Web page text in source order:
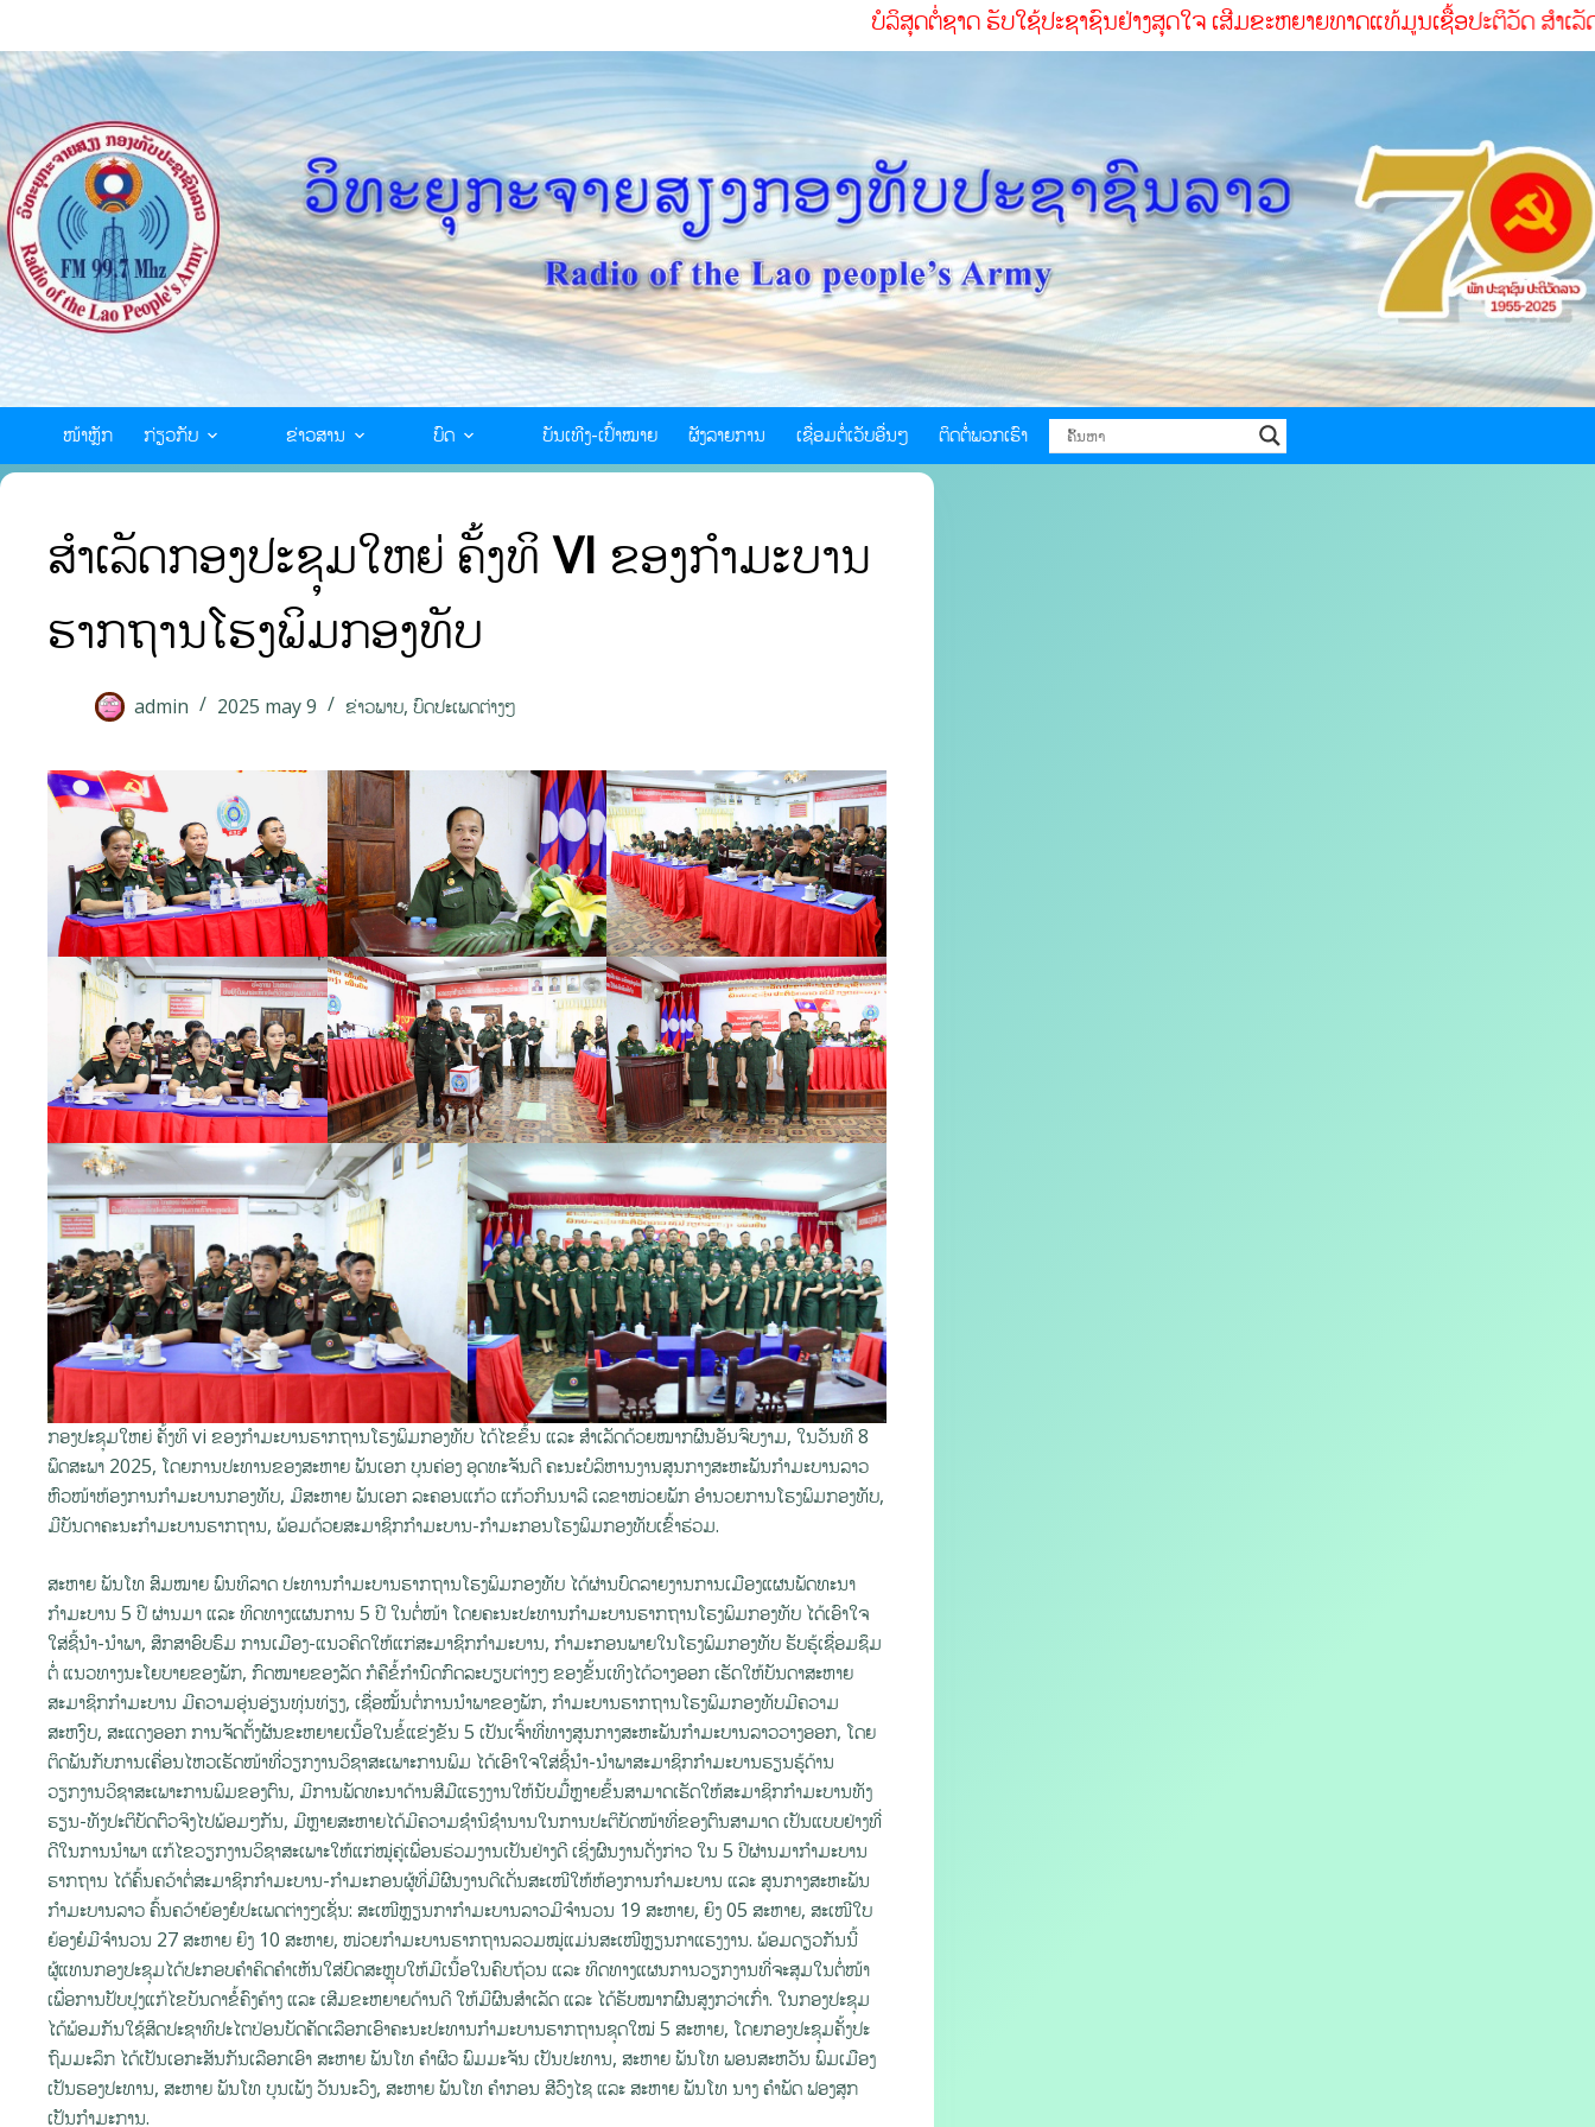
ບໍລິສຸດຕໍ່ຊາດ ຮັບໃຊ້ປະຊາຊົນຢ່າງສຸດໃຈ ເສີມຂະຫຍາຍທາດແທ້ມູນເຊື້ອປະຕິວັດ ສໍາເລັດທຸກໜ້າທ່ີ
ໜ້າຫຼັກ ກ່ຽວກັບ ຂ່າວສານ ບົດ ບັນເທີງ-ເປົ້າໝາຍ ຜັງລາຍການ ເຊື່ອມຕໍ່ເວັບອື່ນໆ ຕິດຕໍ່ພວກເຮົາ
ສຳເລັດກອງປະຊຸມໃຫຍ່ ຄັ້ງທິ VI ຂອງກຳມະບານ
ຮາກຖານໂຮງພິມກອງທັບ
admin 2025 may 9 ຂ່າວພາບ, ບົດປະເພດຕ່າງໆ
ກອງປະຊຸມໃຫຍ່ ຄັ້ງທິ vi ຂອງກຳມະບານຮາກຖານໂຮງພິມກອງທັບ ໄດ້ໄຂຂຶ້ນ ແລະ ສຳເລັດດ້ວຍໝາກຜົນອັນຈົບງາມ, ໃນວັນທີ 8
ພຶດສະພາ 2025, ໂດຍການປະທານຂອງສະຫາຍ ພັນເອກ ບຸນຄ່ອງ ອຸດທະຈັນດີ ຄະນະບໍລິຫານງານສູນກາງສະຫະພັນກຳມະບານລາວ
ຫົວໜ້າຫ້ອງການກຳມະບານກອງທັບ, ມີສະຫາຍ ພັນເອກ ລະຄອນແກ້ວ ແກ້ວກິນນາລີ ເລຂາໜ່ວຍພັກ ອໍານວຍການໂຮງພິມກອງທັບ,
ມີບັນດາຄະນະກຳມະບານຮາກຖານ, ພ້ອມດ້ວຍສະມາຊິກກຳມະບານ-ກຳມະກອນໂຮງພິມກອງທັບເຂົ້າຮ່ວມ.
ສະຫາຍ ພັນໂທ ສົມໝາຍ ພົນທິລາດ ປະທານກໍາມະບານຮາກຖານໂຮງພິມກອງທັບ ໄດ້ຜ່ານບົດລາຍງານການເມືອງແຜນພັດທະນາ
ກໍາມະບານ 5 ປີ ຜ່ານມາ ແລະ ທິດທາງແຜນການ 5 ປີ ໃນຕໍ່ໜ້າ ໂດຍຄະນະປະທານກໍາມະບານຮາກຖານໂຮງພິມກອງທັບ ໄດ້ເອົາໃຈ
ໃສ່ຊີ້ນໍາ-ນໍາພາ, ສຶກສາອົບຮົມ ການເມືອງ-ແນວຄິດໃຫ້ແກ່ສະມາຊິກກຳມະບານ, ກຳມະກອນພາຍໃນໂຮງພິມກອງທັບ ຮັບຮູ້ເຊື່ອມຊຶມ
ຕໍ່ ແນວທາງນະໂຍບາຍຂອງພັກ, ກົດໝາຍຂອງລັດ ກໍຄືຂໍ້ກຳນົດກົດລະບຽບຕ່າງໆ ຂອງຂັ້ນເທິງໄດ້ວາງອອກ ເຮັດໃຫ້ບັນດາສະຫາຍ
ສະມາຊິກກຳມະບານ ມີຄວາມອຸ່ນອ່ຽນທຸ່ນທ່ຽງ, ເຊື່ອໝັ້ນຕໍ່ການນໍາພາຂອງພັກ, ກຳມະບານຮາກຖານໂຮງພິມກອງທັບມີຄວາມ
ສະຫງົບ, ສະແດງອອກ ການຈັດຕັ້ງຜັນຂະຫຍາຍເນື້ອໃນຂໍ້ແຂ່ງຂັນ 5 ເປັນເຈົ້າທີ່ທາງສູນກາງສະຫະພັນກຳມະບານລາວວາງອອກ, ໂດຍ
ຕິດພັນກັບການເຄື່ອນໄຫວເຮັດໜ້າທີ່ວຽກງານວິຊາສະເພາະການພິມ ໄດ້ເອົາໃຈໃສ່ຊີ້ນໍາ-ນໍາພາສະມາຊິກກຳມະບານຮຽນຮູ້ດ້ານ
ວຽກງານວິຊາສະເພາະການພິມຂອງຕົນ, ມີການພັດທະນາດ້ານສີມືແຮງງານໃຫ້ນັບມື້ຫຼາຍຂຶ້ນສາມາດເຮັດໃຫ້ສະມາຊິກກຳມະບານທັງ
ຮຽນ-ທັງປະຕິບັດຕົວຈິງໄປພ້ອມໆກັນ, ມີຫຼາຍສະຫາຍໄດ້ມີຄວາມຊໍານິຊໍານານໃນການປະຕິບັດໜ້າທີ່ຂອງຕົນສາມາດ ເປັນແບບຢ່າງທີ່
ດີໃນການນໍາພາ ແກ້ໄຂວຽກງານວິຊາສະເພາະໃຫ້ແກ່ໝູ່ຄູ່ເພື່ອນຮ່ວມງານເປັນຢ່າງດີ ເຊິ່ງຜົນງານດັ່ງກ່າວ ໃນ 5 ປີຜ່ານມາກໍາມະບານ
ຮາກຖານ ໄດ້ຄົ້ນຄວ້າຕໍ່ສະມາຊິກກໍາມະບານ-ກຳມະກອນຜູ້ທີ່ມີຜົນງານດີເດັ່ນສະເໜີໃຫ້ຫ້ອງການກຳມະບານ ແລະ ສູນກາງສະຫະພັນ
ກຳມະບານລາວ ຄົ້ນຄວ້າຍ້ອງຍໍປະເພດຕ່າງໆເຊັ່ນ: ສະເໜີຫຼຽນກາກຳມະບານລາວມີຈໍານວນ 19 ສະຫາຍ, ຍິງ 05 ສະຫາຍ, ສະເໜີໃບ
ຍ້ອງຍໍມີຈໍານວນ 27 ສະຫາຍ ຍິງ 10 ສະຫາຍ, ໜ່ວຍກຳມະບານຮາກຖານລວມໝູ່ແມ່ນສະເໜີຫຼຽນກາແຮງງານ. ພ້ອມດຽວກັນນີ້
ຜູ້ແທນກອງປະຊຸມໄດ້ປະກອບຄໍາຄິດຄໍາເຫັນໃສ່ບົດສະຫຼຸບໃຫ້ມີເນື້ອໃນຄົບຖ້ວນ ແລະ ທິດທາງແຜນການວຽກງານທີ່ຈະສຸມໃນຕໍ່ໜ້າ
ເພື່ອການປັບປຸງແກ້ໄຂບັນດາຂໍ້ຄົງຄ້າງ ແລະ ເສີມຂະຫຍາຍດ້ານດີ ໃຫ້ມີຜົນສຳເລັດ ແລະ ໄດ້ຮັບໝາກຜົນສູງກວ່າເກົ່າ. ໃນກອງປະຊຸມ
ໄດ້ພ້ອມກັນໃຊ້ສິດປະຊາທິປະໄຕປ່ອນບັດຄັດເລືອກເອົາຄະນະປະທານກຳມະບານຮາກຖານຊຸດໃໝ່ 5 ສະຫາຍ, ໂດຍກອງປະຊຸມຄັ້ງປະ
ຖົມມະລຶກ ໄດ້ເປັນເອກະສັນກັນເລືອກເອົາ ສະຫາຍ ພັນໂທ ຄຳຜິວ ພົມມະຈັນ ເປັນປະທານ, ສະຫາຍ ພັນໂທ ພອນສະຫວັນ ພົມເມືອງ
ເປັນຮອງປະທານ, ສະຫາຍ ພັນໂທ ບຸນເພັງ ວັນນະວົງ, ສະຫາຍ ພັນໂທ ຄຳກອນ ສີວົງໄຊ ແລະ ສະຫາຍ ພັນໂທ ນາງ ຄຳພັດ ຟອງສຸກ
ເປັນກຳມະການ.